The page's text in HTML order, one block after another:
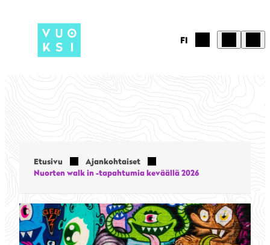
FI
Etusivu
Ajankohtaiset
Nuorten walk in -tapahtumia keväällä 2026